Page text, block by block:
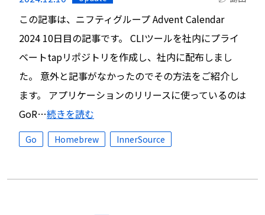
この記事は、ニフティグループ Advent Calendar
2024 10日目の記事です。 CLIツールを社内にプライ
ベートtapリポジトリを作成し、社内に配布しまし
た。 意外と記事がなかったのでその方法をご紹介し
ます。 アプリケーションのリリースに使っているのは
GoR…続きを読む
Go Homebrew InnerSource